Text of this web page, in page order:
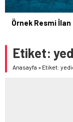
DOLAR
47,7046
Örnek Resmi İlan
Etiket:
Anasayfa » Etiket: